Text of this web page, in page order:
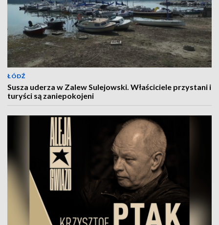
ŁÓDŹ
Susza uderza w Zalew Sulejowski. Właściciele przystani i
turyści są zaniepokojeni